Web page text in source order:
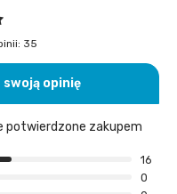
35
swoją opinię
potwierdzone zakupem
16
0